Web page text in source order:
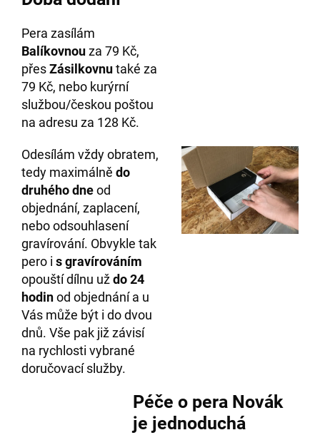
Pera zasílám
Balíkovnouza 79 Kč,
přesZásilkovnutaké za
79 Kč, nebo kurýrní
službou/českou poštou
na adresu za 128 Kč.
Odesílám vždy obratem,
tedy maximálně do
druhéhodneod
objednání, zaplacení,
nebo odsouhlasení
gravírování. Obvykle tak
pero i s gravírováním
opouští dílnu uždo 24
hodinod objednání a u
Vás může být i do dvou
dnů. Vše pak již závisí
na rychlosti vybrané
doručovací služby.
Péče o pera Novák
je jednoduchá